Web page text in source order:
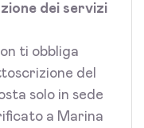
dei servizi
ti obbliga
del
solo in sede
a Marina